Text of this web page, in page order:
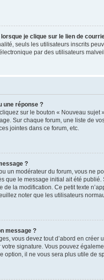
je clique sur le lien de
seuls les utilisateurs inscrits
par des utilisateurs
une réponse ?
sur le bouton « Nouveau
Sur chaque forum, une liste de
jointes dans ce forum, etc.
?
un modérateur du forum, vous ne
que le message initial ait été
de la modification. Ce petit texte
noter que les utilisateurs
message ?
vous devez tout d’abord en
signature. Vous pouvez
option, il ne vous sera plus utile de